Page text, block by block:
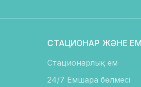
СТАЦИОНАР ЖӘНЕ ЕМ
Стационарлық ем
24/7 Емшара бөлмесі